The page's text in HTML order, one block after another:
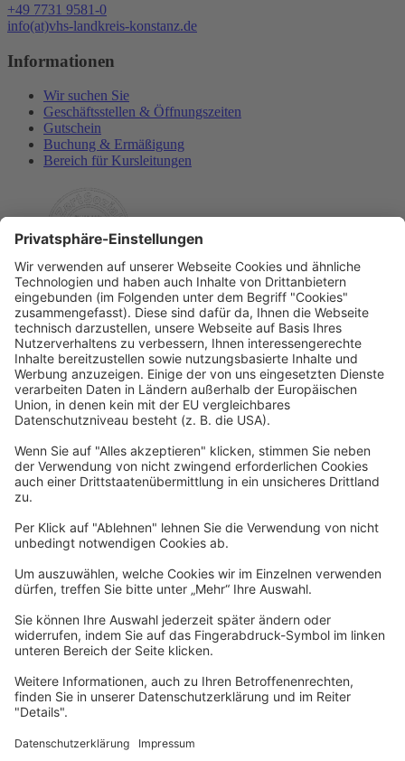
+49 7731 9581-0
info(at)vhs-landkreis-konstanz.de
Informationen
Wir suchen Sie
Geschäftsstellen & Öffnungszeiten
Gutschein
Buchung & Ermäßigung
Bereich für Kursleitungen
Rechtliches
Allgemeine Geschäftsbedingungen
Widerrufsbelehrung
Datenschutzerklärung
Barrierefreiheitserklärung
Impressum
Newsletter
Per E-Mail informieren wir Sie über interessante Angebote.
Zum Newsletter anmelden
vhs Post
Zur vhs Post anmelden
Kontrast
Kurs-Merkliste